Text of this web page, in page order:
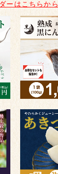
ーはこちらから